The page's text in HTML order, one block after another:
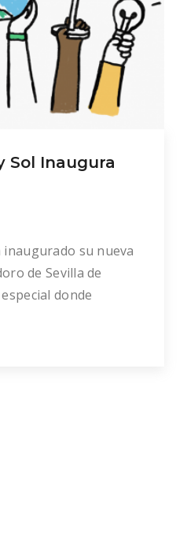
Sol Inaugura
inaugurado su nueva
de Sevilla de
donde